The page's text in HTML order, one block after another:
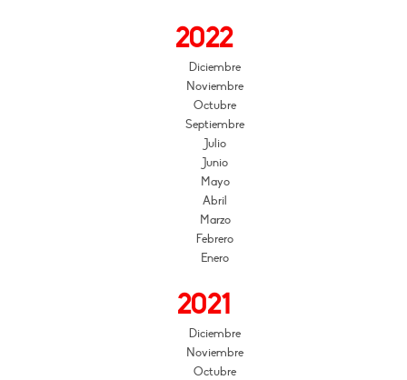
2022
Diciembre
Noviembre
Octubre
Septiembre
Julio
Junio
Mayo
Abril
Marzo
Febrero
Enero
2021
Diciembre
Noviembre
Octubre